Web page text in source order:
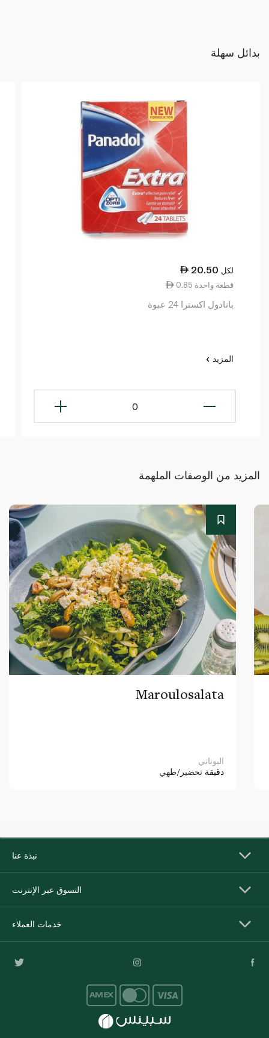
بدائل سهلة
20.50 لكل
0.85 قطعة واحدة
بانادول اكسترا 24 عبوة
المزيد
0
المزيد من الوصفات الملهمة
Maroulosalata
اليوناني
دقيقة تحضير/طهي
نبذة عنا
التسوق عبر الإنترنت
خدمات العملاء